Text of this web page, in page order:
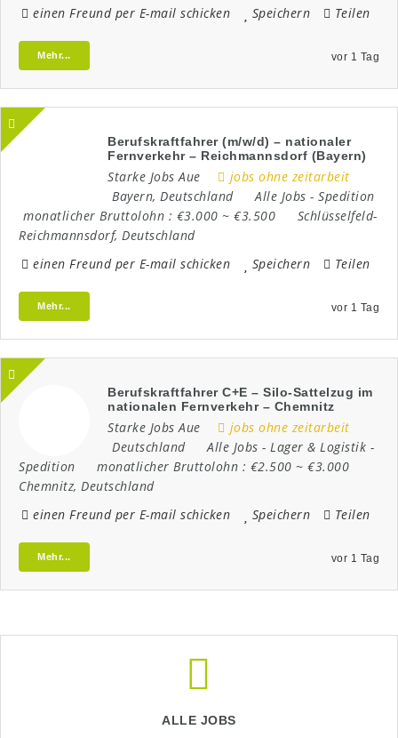
einen Freund per E-mail schicken
Speichern Teilen
Mehr... vor 1 Tag
Berufskraftfahrer (m/w/d) – nationaler
Fernverkehr – Reichmannsdorf (Bayern)
Starke Jobs Aue
jobs ohne zeitarbeit
Bayern, Deutschland Alle Jobs - Spedition
monatlicher Bruttolohn : €3.000 ~ €3.500
Schlüsselfeld-
Reichmannsdorf, Deutschland
einen Freund per E-mail schicken
Speichern Teilen
Mehr... vor 1 Tag
Berufskraftfahrer C+E – Silo-Sattelzug im
nationalen Fernverkehr – Chemnitz
Starke Jobs Aue
jobs ohne zeitarbeit
Deutschland
Alle Jobs - Lager & Logistik -
Spedition
monatlicher Bruttolohn : €2.500 ~ €3.000
Chemnitz, Deutschland
einen Freund per E-mail schicken
Speichern Teilen
Mehr... vor 1 Tag
ALLE JOBS